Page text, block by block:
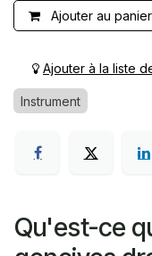
Ajouter au panier
Ajouter à la liste
Instrument
Qu'est-ce